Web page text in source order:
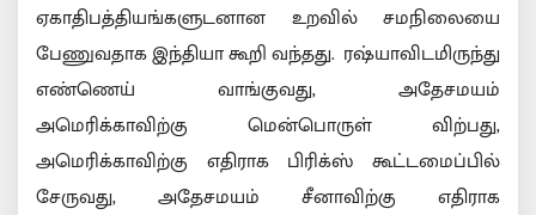
ஏகாதிபத்தியங்களுடனான உறவில் சமநிலையை
பேணுவதாக இந்தியா கூறி வந்தது. ரஷ்யாவிடமிருந்து
எண்ணெய் வாங்குவது, அதேசமயம்
அமெரிக்காவிற்கு மென்பொருள் விற்பது,
அமெரிக்காவிற்கு எதிராக பிரிக்ஸ் கூட்டமைப்பில்
சேருவது, அதேசமயம் சீனாவிற்கு எதிராக